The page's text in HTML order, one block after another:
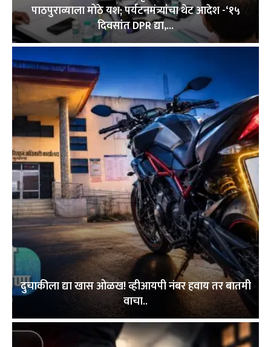
पाठपुराव्याला मोठे यश; पर्यटनमंत्र्यांचा थेट आदेश -‘१५
दिवसांत DPR द्या,...
दुचाकीला द्या खास ओळख! व्हीआयपी नंबर हवाय तर बातमी
वाचा..